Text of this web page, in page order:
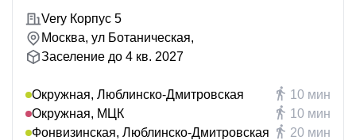
Very Корпус 5
Москва, ул Ботаническая,
Заселение до 4 кв. 2027
Окружная, Люблинско-Дмитровская
10 мин
Окружная, МЦК
10 мин
Фонвизинская, Люблинско-Дмитровская
20 мин